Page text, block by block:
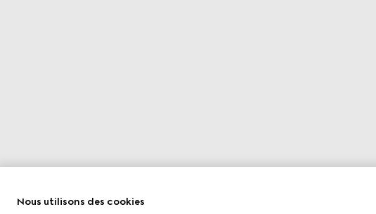
Nous utilisons des cookies